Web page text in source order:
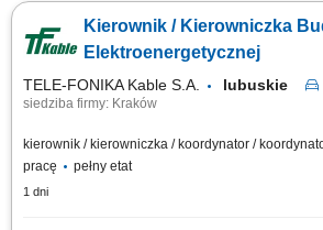
podstawie dokumentacji technicznej; Obsługa
oraz laserowego; Nadzór nad terminowością i
Kierownik / Kierowniczka
Elektroenergetycznej
TELE-FONIKA Kable S.A. lubuskie
siedziba firmy: Kraków
kierownik / kierowniczka / koordynator /
pracę
pełny etat
1 dni